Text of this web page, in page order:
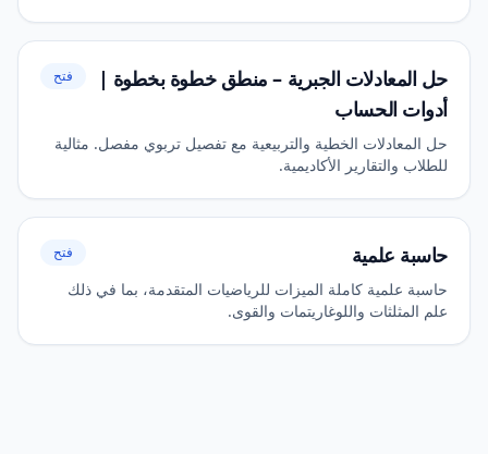
حل المعادلات الجبرية – منطق خطوة بخطوة |
أدوات الحساب
فتح
حل المعادلات الخطية والتربيعية مع تفصيل تربوي مفصل. مثالية
للطلاب والتقارير الأكاديمية.
حاسبة علمية فتح
حاسبة علمية كاملة الميزات للرياضيات المتقدمة، بما في ذلك
علم المثلثات واللوغاريتمات والقوى.